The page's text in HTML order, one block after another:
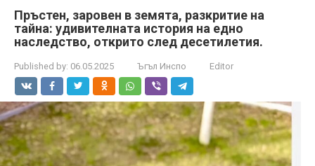
Пръстен, заровен в земята, разкритие на
тайна: удивителната история на едно
наследство, открито след десетилетия.
Published by: 06.05.2025 Ъгъл Инспо Editor